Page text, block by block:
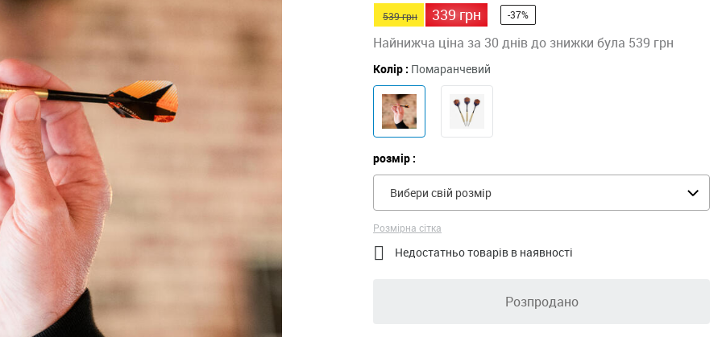
539 грн 339 грн -37%
Найнижча ціна за 30 днів до знижки була 539 грн
Колір : Помаранчевий
розмір :
Вибери свій розмір
Розмірна сітка
 Недостатньо товарів в наявності
Розпродано